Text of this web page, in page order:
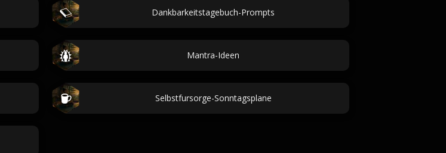
Dankbarkeitstagebuch-Prompts
Mantra-Ideen
Selbstfursorge-Sonntagsplane